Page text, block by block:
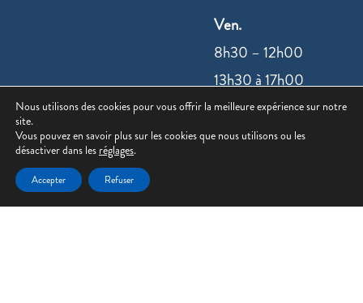
Ven.
8h30 – 12h00
13h30 à 17h00
NOUS
Nous utilisons des cookies pour vous offrir la meilleure expérience sur notre
site.
Vous pouvez en savoir plus sur les cookies que nous utilisons ou les
désactiver dans les réglages.
Accepter Refuser